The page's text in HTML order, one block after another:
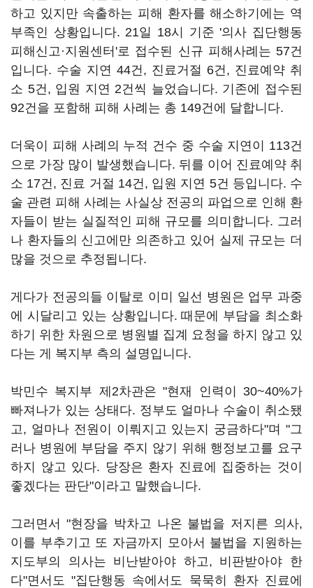
하고 있지만 속출하는 피해 환자를 해소하기에는 역
부족인 상황입니다. 21일 18시 기준 '의사 집단행동
피해신고·지원센터'로 접수된 신규 피해사례는 57건
입니다. 수술 지연 44건, 진료거절 6건, 진료예약 취
소 5건, 입원 지연 2건씩 늘었습니다. 기존에 접수된
92건을 포함해 피해 사례는 총 149건에 달합니다.
더욱이 피해 사례의 누적 건수 중 수술 지연이 113건
으로 가장 많이 발생했습니다. 뒤를 이어 진료예약 취
소 17건, 진료 거절 14건, 입원 지연 5건 등입니다. 수
술 관련 피해 사례는 사실상 전공의 파업으로 인해 환
자들이 받는 실질적인 피해 규모를 의미합니다. 그러
나 환자들의 신고에만 의존하고 있어 실제 규모는 더
많을 것으로 추정됩니다.
게다가 전공의들 이탈로 이미 일선 병원은 업무 과중
에 시달리고 있는 상황입니다. 때문에 부담을 최소화
하기 위한 차원으로 병원별 집계 요청을 하지 않고 있
다는 게 복지부 측의 설명입니다.
박민수 복지부 제2차관은 "현재 인력이 30~40%가
빠져나가 있는 상태다. 정부도 얼마나 수술이 취소됐
고, 얼마나 전원이 이뤄지고 있는지 궁금하다"며 "그
러나 병원에 부담을 주지 않기 위해 행정보고를 요구
하지 않고 있다. 당장은 환자 진료에 집중하는 것이
좋겠다는 판단"이라고 말했습니다.
그러면서 "현장을 박차고 나온 불법을 저지른 의사,
이를 부추기고 또 자금까지 모아서 불법을 지원하는
지도부의 의사는 비난받아야 하고, 비판받아야 한
다"면서도 "집단행동 속에서도 묵묵히 환자 진료에